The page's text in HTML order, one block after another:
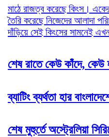
মাঠে রাজত্ব করেছে কিংস।
তৈরি করেছে নিজেদের আলাদা
দাঁড়িয়ে সেই কিংসের সামনেই
শেষ রাতে কেউ কাঁদে, কেউ
ব্যাটিং ব্যর্থতা হার
শেষ মুহুর্তে অস্ট্রেলিয়া